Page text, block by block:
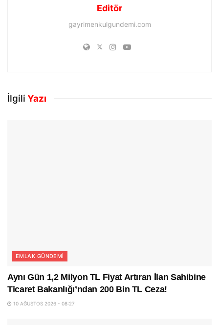
Editör
gayrimenkulgundemi.com
İlgili Yazı
EMLAK GÜNDEMI
Aynı Gün 1,2 Milyon TL Fiyat Artıran İlan Sahibine
Ticaret Bakanlığı’ndan 200 Bin TL Ceza!
10 AĞUSTOS 2026 - 08:27